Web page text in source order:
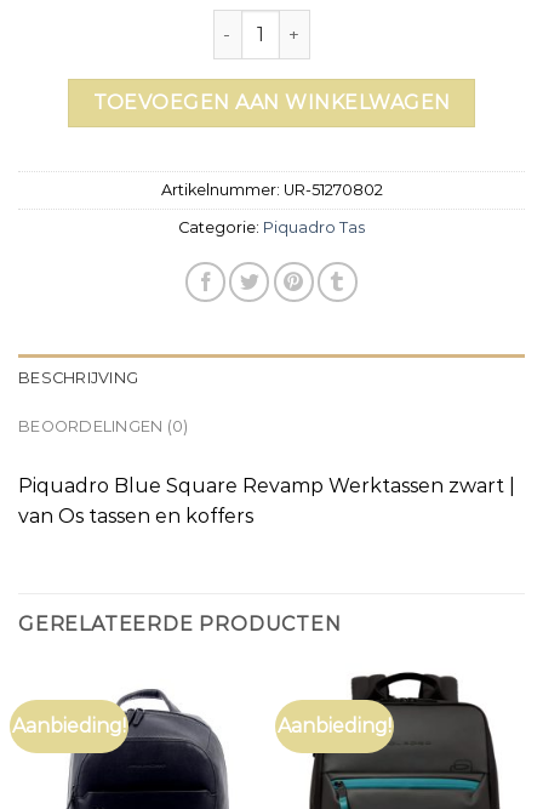
piquadro tas aantal
TOEVOEGEN AAN WINKELWAGEN
Artikelnummer: UR-51270802
Categorie: Piquadro Tas
BESCHRIJVING
BEOORDELINGEN (0)
Piquadro Blue Square Revamp Werktassen zwart |
van Os tassen en koffers
GERELATEERDE PRODUCTEN
Aanbieding! Aanbieding!